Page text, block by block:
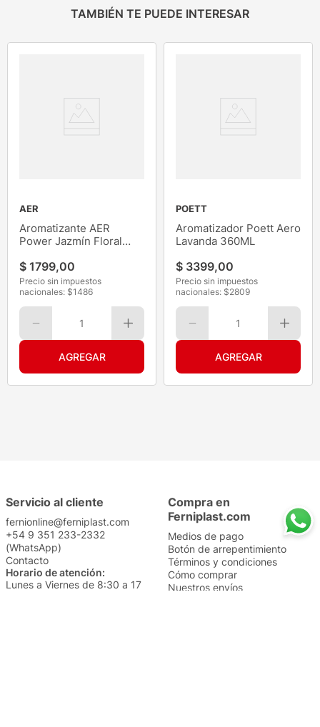
TAMBIÉN TE PUEDE INTERESAR
AER
Aromatizante AER
Power Jazmín Floral
$ 1799,00
Precio sin impuestos
nacionales: $1486
1
POETT
Aromatizador Poett Aero
Lavanda 360ML
$ 3399,00
Precio sin impuestos
nacionales: $2809
1
Servicio al cliente
fernionline@ferniplast.com
+54 9 351 233-2332
(WhatsApp)
Contacto
Horario de atención:
Lunes a Viernes de 8:30 a 17
Compra en
Ferniplast.com
Medios de pago
Botón de arrepentimiento
Términos y condiciones
Cómo comprar
Nuestros envíos